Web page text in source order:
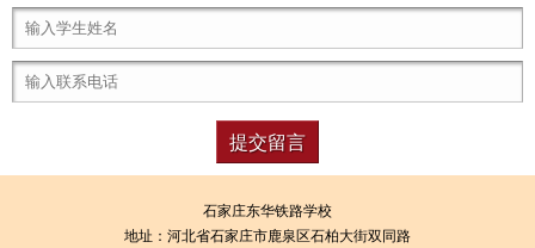
石家庄东华铁路学校
地址： 河北省石家庄市鹿泉区石柏大街双同路